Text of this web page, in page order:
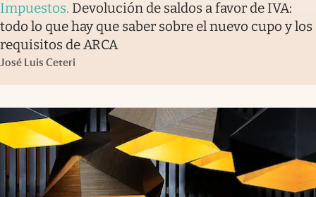
Impuestos. Devolución de saldos a favor de IVA:
todo lo que hay que saber sobre el nuevo cupo y los
requisitos de ARCA
José Luis Ceteri